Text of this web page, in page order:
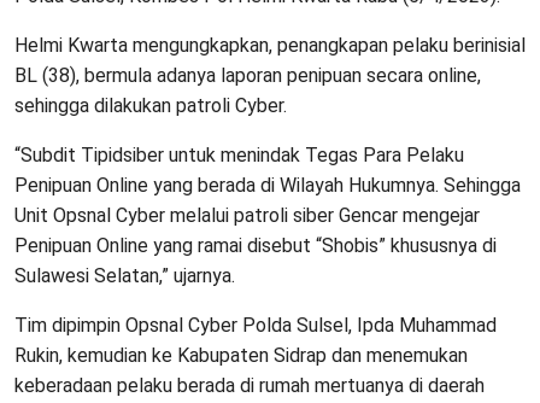
Helmi Kwarta mengungkapkan, penangkapan pelaku berinisial
BL (38), bermula adanya laporan penipuan secara online,
sehingga dilakukan patroli Cyber.
“Subdit Tipidsiber untuk menindak Tegas Para Pelaku
Penipuan Online yang berada di Wilayah Hukumnya. Sehingga
Unit Opsnal Cyber melalui patroli siber Gencar mengejar
Penipuan Online yang ramai disebut “Shobis” khususnya di
Sulawesi Selatan,” ujarnya.
Tim dipimpin Opsnal Cyber Polda Sulsel, Ipda Muhammad
Rukin, kemudian ke Kabupaten Sidrap dan menemukan
keberadaan pelaku berada di rumah mertuanya di daerah